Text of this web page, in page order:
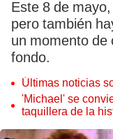
Este 8 de
pero también
un momento de
fondo.
Últimas noticias
'Michael' se
taquillera de la